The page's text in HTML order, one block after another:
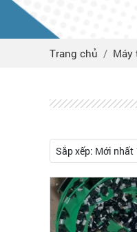
Trang chủ Máy
Sắp xếp: Mới nhất